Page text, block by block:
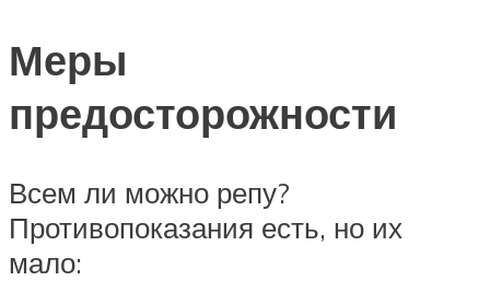
Меры
предосторожности
Всем ли можно репу?
Противопоказания есть, но их
мало: